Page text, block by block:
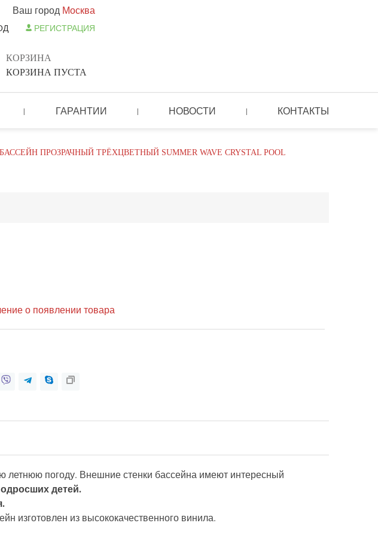
Ваш город Москва
РЕГИСТРАЦИЯ
КОРЗИНА
КОРЗИНА ПУСТА
| ГАРАНТИИ | НОВОСТИ | КОНТАКТЫ
БАССЕЙН ПРОЗРАЧНЫЙ ТРЁХЦВЕТНЫЙ SUMMER WAVE CRYSTAL POOL
о появлении товара
летнюю погоду. Внешние стенки бассейна имеют интересный
детей.
изготовлен из высококачественного винила.